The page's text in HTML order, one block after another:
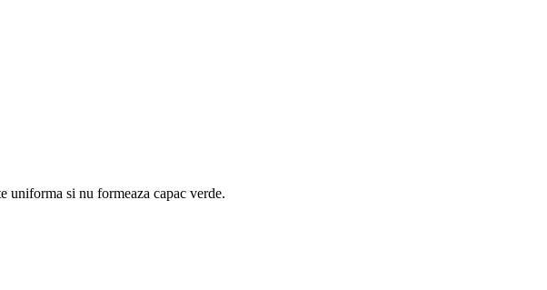
uniforma si nu formeaza capac verde.